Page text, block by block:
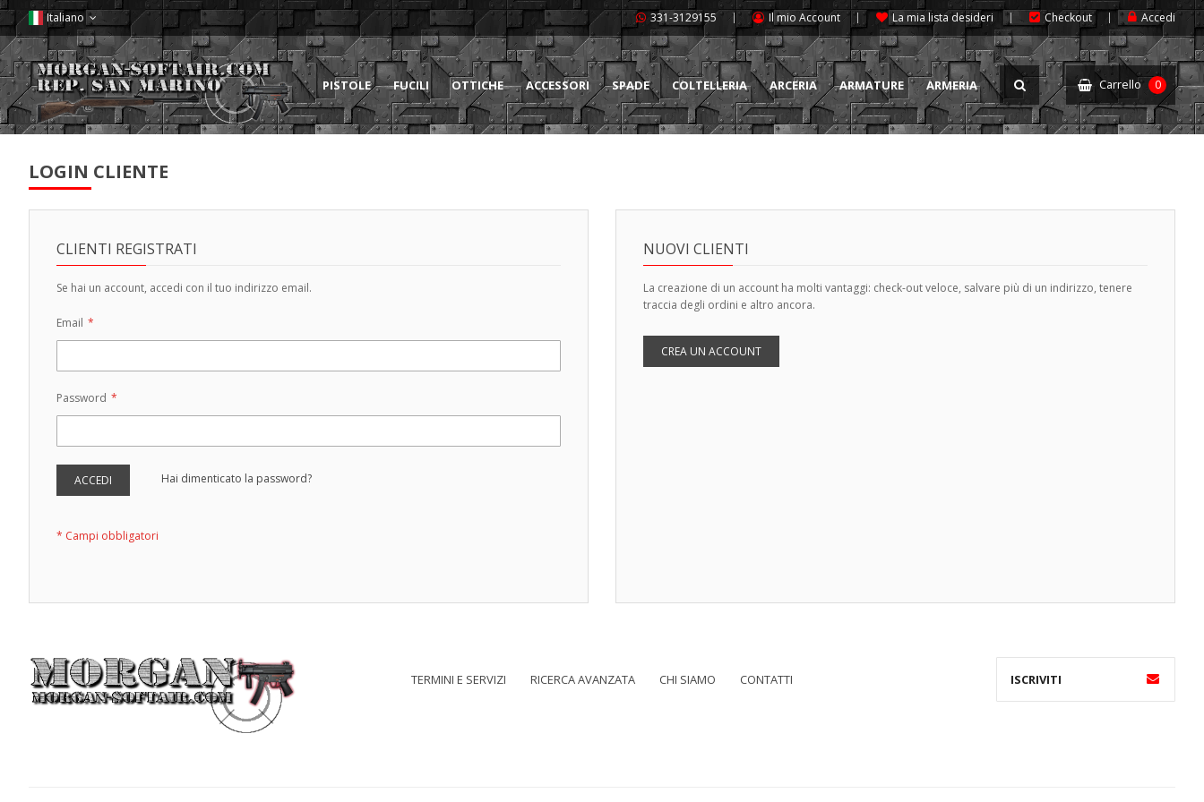
Italiano 331-3129155 Il mio Account La mia lista desideri Checkout Accedi
PISTOLE FUCILI OTTICHE ACCESSORI SPADE COLTELLERIA ARCERIA ARMATURE ARMERIA Carrello 0
LOGIN CLIENTE
CLIENTI REGISTRATI
Se hai un account, accedi con il tuo indirizzo email.
Email
Password
ACCEDI Hai dimenticato la password?
NUOVI CLIENTI
La creazione di un account ha molti vantaggi: check-out veloce, salvare più di un indirizzo, tenere
traccia degli ordini e altro ancora.
CREA UN ACCOUNT
TERMINI E SERVIZI RICERCA AVANZATA CHI SIAMO CONTATTI